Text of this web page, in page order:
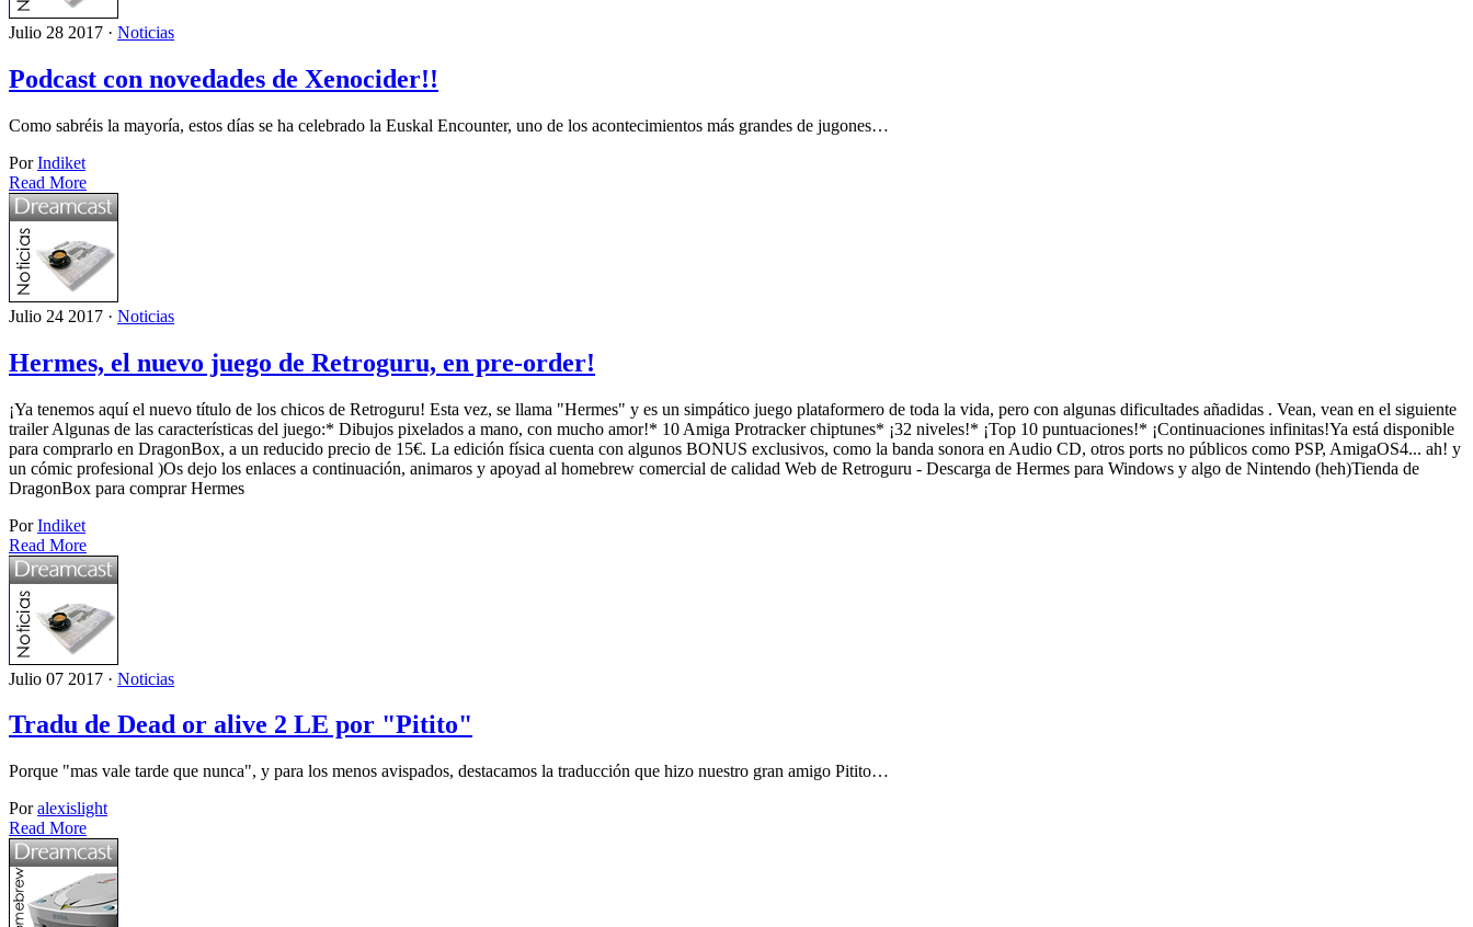
Julio 28 2017 · Noticias
Podcast con novedades de Xenocider!!
Como sabréis la mayoría, estos días se ha celebrado la Euskal Encounter, uno de los acontecimientos más grandes de jugones…
PorIndiket
Read More
Julio 24 2017 · Noticias
Hermes, el nuevo juego de Retroguru, en pre-order!
¡Ya tenemos aquí el nuevo título de los chicos de Retroguru! Esta vez, se llama "Hermes" y es un simpático juego plataformero de toda la vida, pero con algunas dificultades añadidas . Vean, vean en el siguiente
trailer Algunas de las características del juego:* Dibujos pixelados a mano, con mucho amor!* 10 Amiga Protracker chiptunes* ¡32 niveles!* ¡Top 10 puntuaciones!* ¡Continuaciones infinitas!Ya está disponible
para comprarlo en DragonBox, a un reducido precio de 15€. La edición física cuenta con algunos BONUS exclusivos, como la banda sonora en Audio CD, otros ports no públicos como PSP, AmigaOS4... ah! y
un cómic profesional )Os dejo los enlaces a continuación, animaros y apoyad al homebrew comercial de calidad Web de Retroguru - Descarga de Hermes para Windows y algo de Nintendo (heh)Tienda de
DragonBox para comprar Hermes
PorIndiket
Read More
Julio 07 2017 · Noticias
Tradu de Dead or alive 2 LE por "Pitito"
Porque "mas vale tarde que nunca", y para los menos avispados, destacamos la traducción que hizo nuestro gran amigo Pitito…
Poralexislight
Read More